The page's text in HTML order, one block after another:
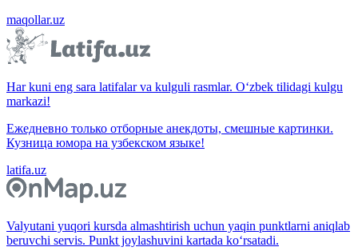
maqollar.uz
Har kuni eng sara latifalar va kulguli rasmlar. O‘zbek tilidagi kulgu
markazi!
Ежедневно только отборные анекдоты, смешные картинки.
Кузница юмора на узбекском языке!
latifa.uz
Valyutani yuqori kursda almashtirish uchun yaqin punktlarni aniqlab
beruvchi servis. Punkt joylashuvini kartada ko‘rsatadi.